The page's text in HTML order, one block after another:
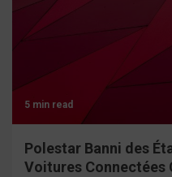
5 min read
Polestar Banni des
Voitures Connectées